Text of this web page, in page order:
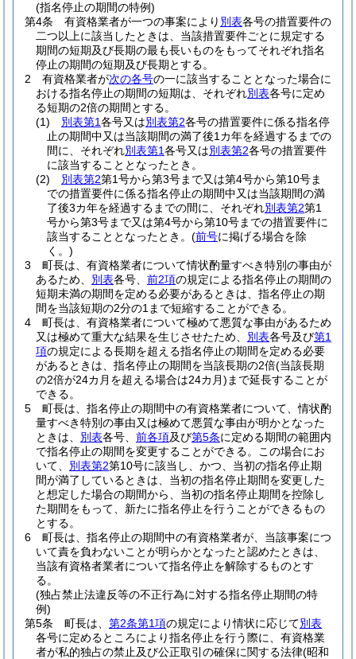
(指名停止の期間の特例)
第4条
有資格業者が一つの事案により 別表各号の措置要件の
二つ以上に該当したときは、当該措置要件ごとに規定する
期間の短期及び長期の最も長いものをもってそれぞれ指名
停止の期間の短期及び長期とする。
2
有資格業者が次の各号の一に該当することとなった場合に
おける指名停止の期間の短期は、それぞれ別表各号に定め
る短期の2倍の期間とする。
(1)
別表第1各号又は別表第2各号の措置要件に係る指名停
止の期間中又は当該期間の満了後1カ年を経過するまでの
間に、それぞれ別表第1各号又は別表第2各号の措置要件
に該当することとなったとき。
(2)
別表第2第1号から第3号まで又は第4号から第10号ま
での措置要件に係る指名停止の期間中又は当該期間の満
了後3カ年を経過するまでの間に、それぞれ別表第2第1
号から第3号まで又は第4号から第10号までの措置要件に
該当することとなったとき。 (前号に掲げる場合を除
く。)
3
町長は、有資格業者について情状酌量すべき特別の事由が
あるため、 別表各号、 前2項の規定による指名停止の期間の
短期未満の期間を定める必要があるときは、指名停止の期
間を当該短期の2分の1まで短縮することができる。
4
町長は、有資格業者について極めて悪質な事由があるため
又は極めて重大な結果を生じさせたため、 別表各号及び第1
項の規定による長期を超える指名停止の期間を定める必要
があるときは、指名停止の期間を当該長期の2倍(当該長期
の2倍が24カ月を超える場合は24カ月) まで延長することが
できる。
5
町長は、指名停止の期間中の有資格業者について、情状酌
量すべき特別の事由又は極めて悪質な事由が明かとなった
ときは、 別表各号、 前各項及び第5条に定める期間の範囲内
で指名停止の期間を変更することができる。
この場合にお
いて、 別表第2第10号に該当し、かつ、当初の指名停止期
間が満了しているときは、当初の指名停止期間を変更した
と想定した場合の期間から、当初の指名停止期間を控除し
た期間をもって、新たに指名停止を行うことができるもの
とする。
6
町長は、指名停止の期間中の有資格業者が、当該事案につ
いて責を負わないことが明らかとなったと認めたときは、
当該有資格者業者について指名停止を解除するものとす
る。
(独占禁止法違反等の不正行為に対する指名停止期間の特
例)
第5条
町長は、 第2条第1項の規定により情状に応じて別表
各号に定めるところにより指名停止を行う際に、有資格業
者が私的独占の禁止及び公正取引の確保に関する法律(昭和